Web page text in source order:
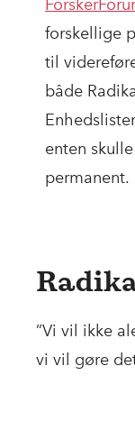
forskellige
til
både
enten
permanent.
”Vi vil ikke
vi vil gøre